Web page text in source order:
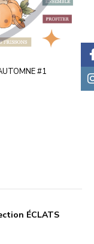
#1
ÉCLATS